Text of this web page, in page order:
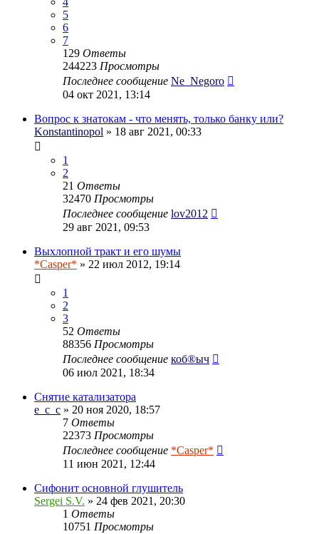
5
6
7
129 Ответы
244223 Просмотры
Последнее сообщение Ne_Negoro
04 окт 2021, 13:14
Вопрос к знатокам - что менять, только банку или?
Konstantinopol » 18 авг 2021, 00:33
1
2
21 Ответы
32470 Просмотры
Последнее сообщение lov2012
29 авг 2021, 09:53
Выхлопной тракт и его шумы
*Casper* » 22 июл 2012, 19:14
1
2
3
52 Ответы
88356 Просмотры
Последнее сообщение коб®ыч
06 июл 2021, 18:34
Снятие катализатора
e_c_c » 20 ноя 2020, 18:57
7 Ответы
22373 Просмотры
Последнее сообщение *Casper*
11 июн 2021, 12:44
Сифонит основной глушитель
Sergei S.V. » 24 фев 2021, 20:30
1 Ответы
10751 Просмотры